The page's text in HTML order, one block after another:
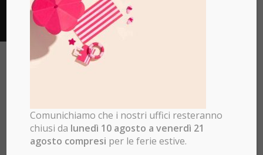
Eventi e
Corsi
Comunichiamo che i nostri uffici resteranno
chiusi da lunedì 10 agosto a venerdì 21
agosto compresi per le ferie estive.